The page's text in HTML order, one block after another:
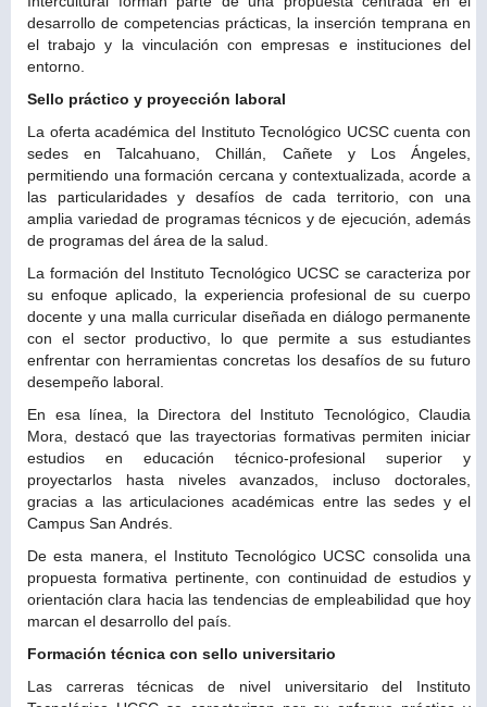
desarrollo de competencias prácticas, la inserción temprana en
el trabajo y la vinculación con empresas e instituciones del
entorno.
Sello práctico y proyección laboral
La oferta académica del Instituto Tecnológico UCSC cuenta con
sedes en Talcahuano, Chillán, Cañete y Los Ángeles,
permitiendo una formación cercana y contextualizada, acorde a
las particularidades y desafíos de cada territorio, con una
amplia variedad de programas técnicos y de ejecución, además
de programas del área de la salud.
La formación del Instituto Tecnológico UCSC se caracteriza por
su enfoque aplicado, la experiencia profesional de su cuerpo
docente y una malla curricular diseñada en diálogo permanente
con el sector productivo, lo que permite a sus estudiantes
enfrentar con herramientas concretas los desafíos de su futuro
desempeño laboral.
En esa línea, la Directora del Instituto Tecnológico, Claudia
Mora, destacó que las trayectorias formativas permiten iniciar
estudios en educación técnico-profesional superior y
proyectarlos hasta niveles avanzados, incluso doctorales,
gracias a las articulaciones académicas entre las sedes y el
Campus San Andrés.
De esta manera, el Instituto Tecnológico UCSC consolida una
propuesta formativa pertinente, con continuidad de estudios y
orientación clara hacia las tendencias de empleabilidad que hoy
marcan el desarrollo del país.
Formación técnica con sello universitario
Las carreras técnicas de nivel universitario del Instituto